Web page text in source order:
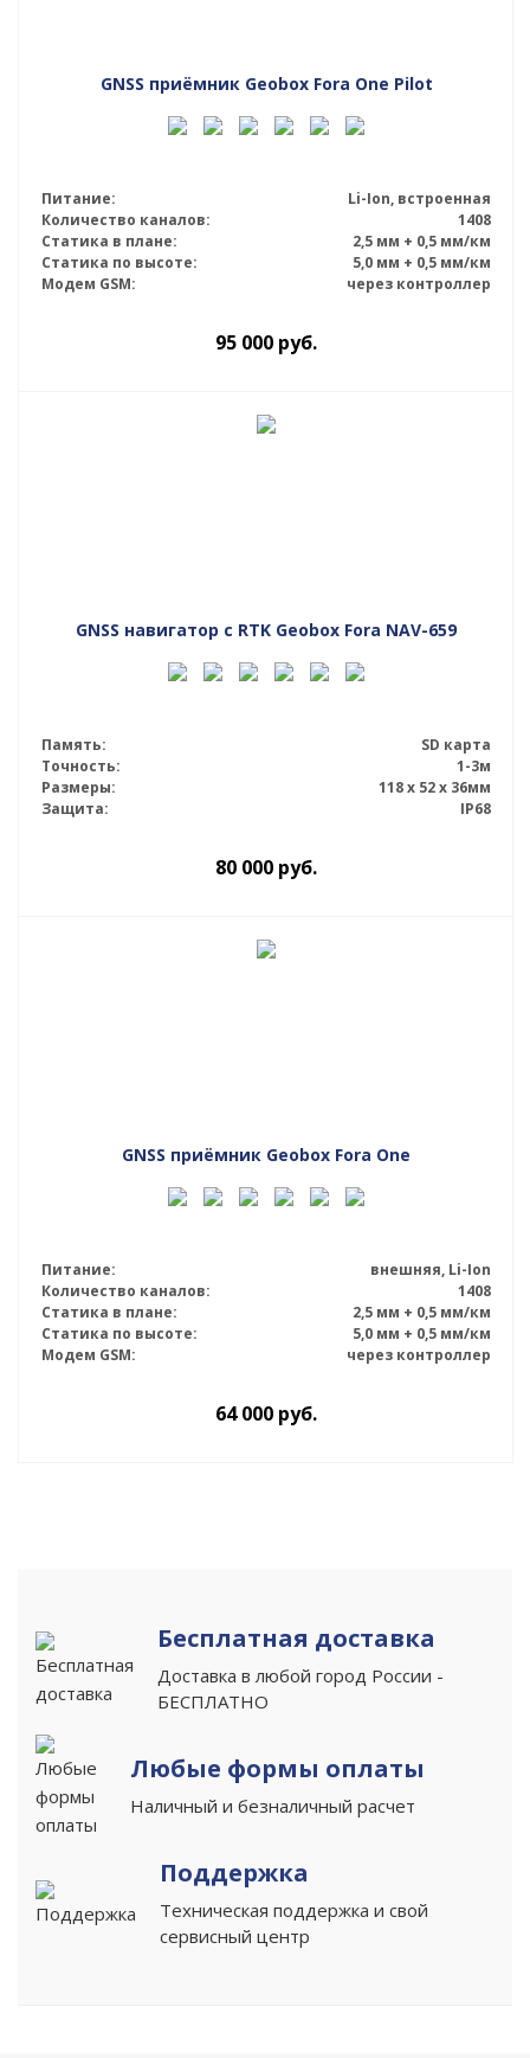
GNSS приёмник Geobox Fora One Pilot
Питание:
Li-Ion, встроенная
Количество каналов:
1408
Статика в плане:
2,5 мм + 0,5 мм/км
Статика по высоте:
5,0 мм + 0,5 мм/км
Модем GSM:
через контроллер
95 000 руб.
GNSS навигатор с RTK Geobox Fora NAV-659
Память:
SD карта
Точность:
1-3м
Размеры:
118 x 52 x 36мм
Защита:
IP68
80 000 руб.
GNSS приёмник Geobox Fora One
Питание:
внешняя, Li-Ion
Количество каналов:
1408
Статика в плане:
2,5 мм + 0,5 мм/км
Статика по высоте:
5,0 мм + 0,5 мм/км
Модем GSM:
через контроллер
64 000 руб.
Бесплатная доставка
Доставка в любой город России -
БЕСПЛАТНО
Любые формы оплаты
Наличный и безналичный расчет
Поддержка
Техническая поддержка и свой
сервисный центр